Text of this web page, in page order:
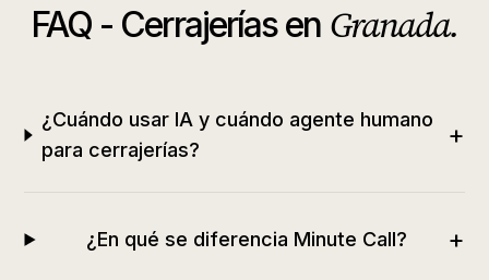
FAQ - Cerrajeríasen Granada.
¿Cuándo usar IA y cuándo agente humano
para cerrajerías?
+
¿En qué se diferencia Minute Call? +